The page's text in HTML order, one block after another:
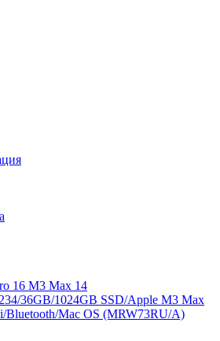
16 M3 Max 14
36GB/1024GB SSD/Apple M3 Max
Bluetooth/Mac OS (MRW73RU/A)